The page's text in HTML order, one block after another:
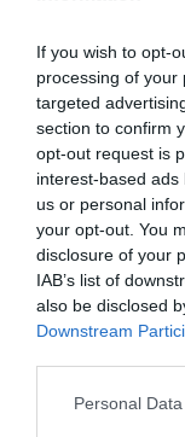
If you wish to opt-
processing of your
targeted
section to confirm
opt-out request is
interest-based
us or personal
your opt-out. You
disclosure of your
IAB’s list of
also be disclosed
Downstream
Please note that
Personal
αν και το
τα
κοινωνικές
έως τον
Πώς
Ολόκληρα
διαδικασία
προσεκτικά